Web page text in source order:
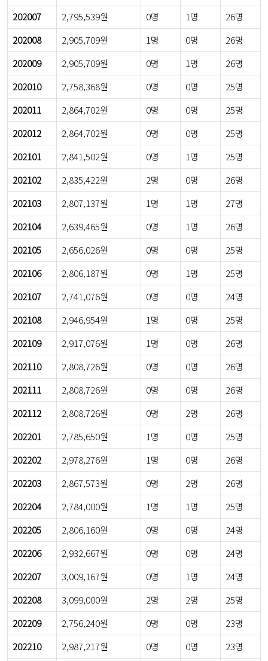
202007
2,795,539원 0명 1명
26명
202008
2,905,709원 1명 0명
26명
202009
2,905,709원 0명 1명
26명
202010
2,758,368원 0명 0명
25명
202011
2,864,702원 0명 0명
25명
202012
2,864,702원 0명 0명
25명
202101
2,841,502원 0명 1명
25명
202102
2,835,422원 2명 0명
26명
202103
2,807,137원 1명 1명
27명
202104
2,639,465원 0명 1명
26명
202105
2,656,026원 0명 0명
25명
202106
2,806,187원 0명 1명
25명
202107
2,741,076원 0명 0명
24명
202108
2,946,954원 1명 0명
25명
202109
2,917,076원 1명 0명
26명
202110
2,808,726원 0명 0명
26명
202111
2,808,726원 0명 0명
26명
202112
2,808,726원 0명 2명
26명
202201
2,785,650원 1명 0명
25명
202202
2,978,276원 1명 0명
26명
202203
2,867,573원 0명 2명
26명
202204
2,784,000원 1명 1명
25명
202205
2,806,160원 0명 0명
24명
202206
2,932,667원 0명 0명
24명
202207
3,009,167원 0명 1명
24명
202208
3,099,000원 2명 2명
25명
202209
2,756,240원 0명 0명
23명
202210
2,987,217원 0명 0명 23명